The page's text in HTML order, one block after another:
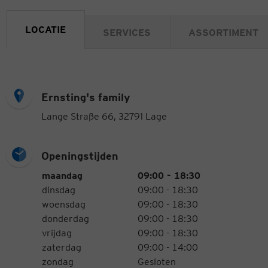
LOCATIE SERVICES ASSORTIMENT
Ernsting's family
Lange Straße 66, 32791 Lage
Openingstijden
Openingstijden
Weekdag
maandag
09:00 - 18:30
dinsdag
09:00 - 18:30
woensdag
09:00 - 18:30
donderdag
09:00 - 18:30
vrijdag
09:00 - 18:30
zaterdag
09:00 - 14:00
zondag
Gesloten